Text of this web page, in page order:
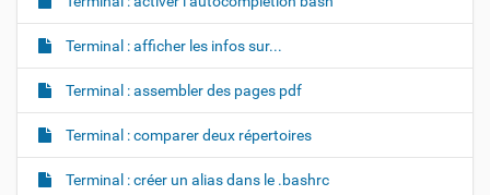
Terminal : afficher les infos sur...
Terminal : assembler des pages pdf
Terminal : comparer deux répertoires
Terminal : créer un alias dans le .bashrc